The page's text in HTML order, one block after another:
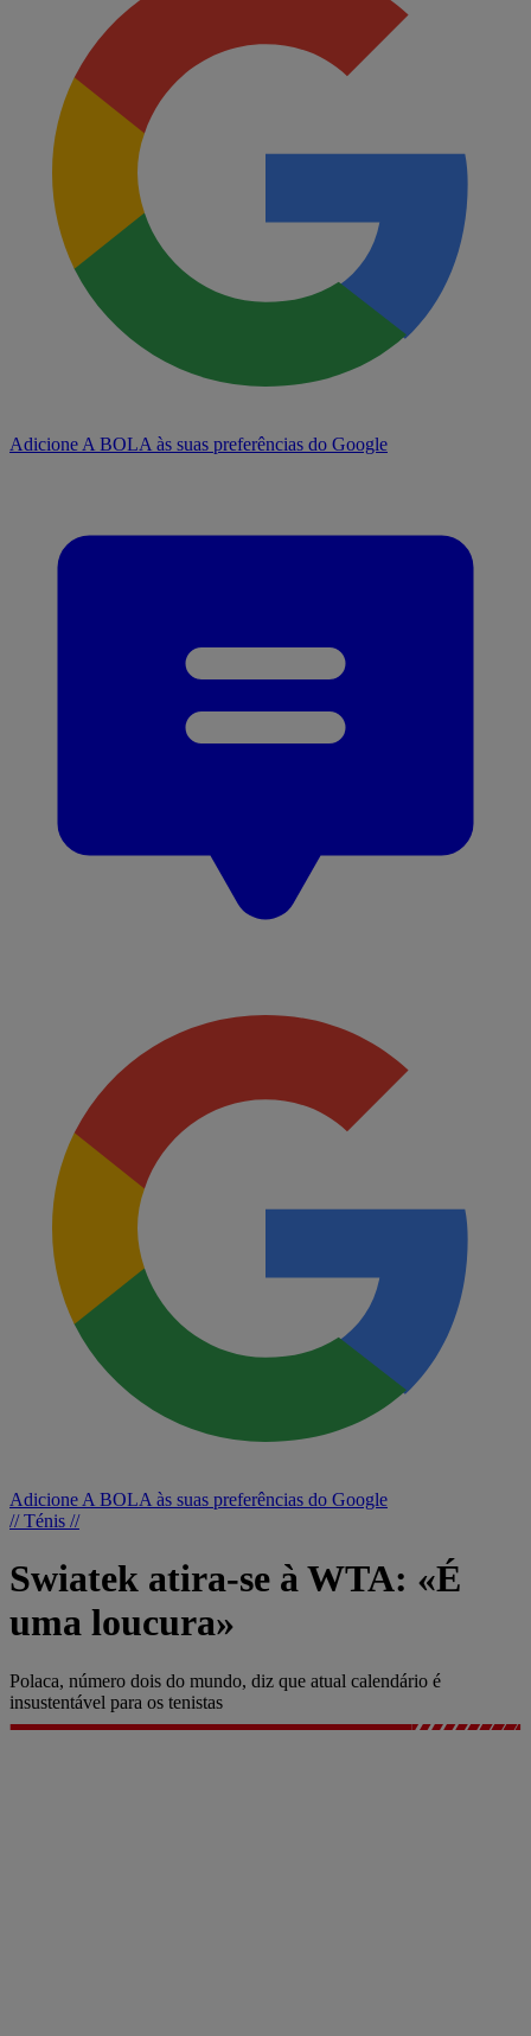
Adicione A BOLA às suas preferências do Google
Adicione A BOLA às suas preferências do Google
// Ténis //
Swiatek atira-se à WTA: «É
uma loucura»
Polaca, número dois do mundo, diz que atual calendário é
insustentável para os tenistas